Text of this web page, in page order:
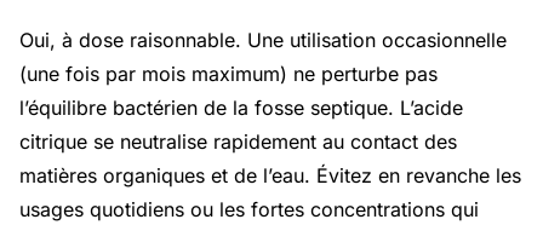
Oui, à dose raisonnable. Une utilisation occasionnelle
(une fois par mois maximum) ne perturbe pas
l’équilibre bactérien de la fosse septique. L’acide
citrique se neutralise rapidement au contact des
matières organiques et de l’eau. Évitez en revanche les
usages quotidiens ou les fortes concentrations qui